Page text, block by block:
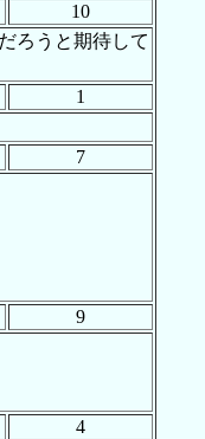
10
ろうと期待して
1
7
9
4